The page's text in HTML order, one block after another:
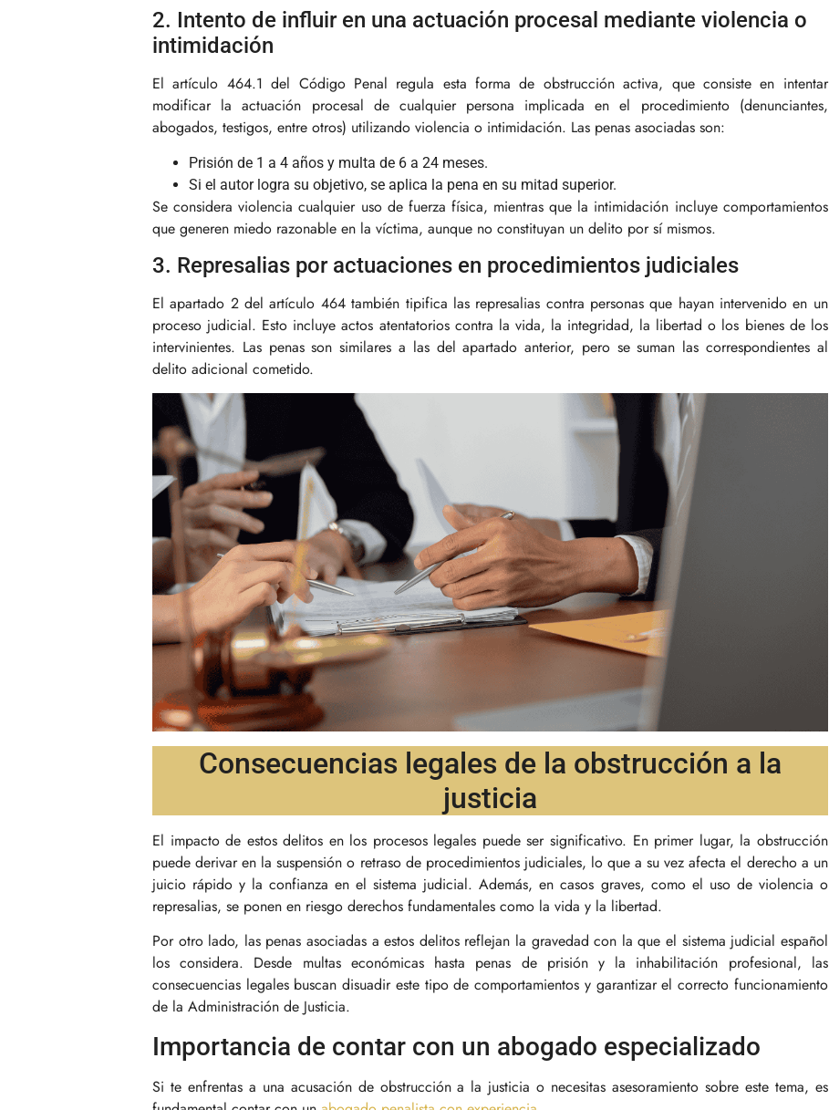
2. Intento de influir en una actuación procesal mediante violencia o
intimidación
El artículo 464.1 del Código Penal regula esta forma de obstrucción activa, que consiste en intentar
modificar la actuación procesal de cualquier persona implicada en el procedimiento (denunciantes,
abogados, testigos, entre otros) utilizando violencia o intimidación. Las penas asociadas son:
Prisión de 1 a 4 años y multa de 6 a 24 meses.
Si el autor logra su objetivo, se aplica la pena en su mitad superior.
Se considera violencia cualquier uso de fuerza física, mientras que la intimidación incluye comportamientos
que generen miedo razonable en la víctima, aunque no constituyan un delito por sí mismos.
3. Represalias por actuaciones en procedimientos judiciales
El apartado 2 del artículo 464 también tipifica las represalias contra personas que hayan intervenido en un
proceso judicial. Esto incluye actos atentatorios contra la vida, la integridad, la libertad o los bienes de los
intervinientes. Las penas son similares a las del apartado anterior, pero se suman las correspondientes al
delito adicional cometido.
Consecuencias legales de la obstrucción a la
justicia
El impacto de estos delitos en los procesos legales puede ser significativo. En primer lugar, la obstrucción
puede derivar en la suspensión o retraso de procedimientos judiciales, lo que a su vez afecta el derecho a un
juicio rápido y la confianza en el sistema judicial. Además, en casos graves, como el uso de violencia o
represalias, se ponen en riesgo derechos fundamentales como la vida y la libertad.
Por otro lado, las penas asociadas a estos delitos reflejan la gravedad con la que el sistema judicial español
los considera. Desde multas económicas hasta penas de prisión y la inhabilitación profesional, las
consecuencias legales buscan disuadir este tipo de comportamientos y garantizar el correcto funcionamiento
de la Administración de Justicia.
Importancia de contar con un abogado especializado
Si te enfrentas a una acusación de obstrucción a la justicia o necesitas asesoramiento sobre este tema, es